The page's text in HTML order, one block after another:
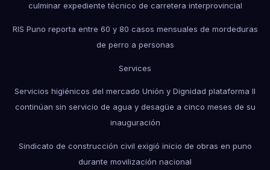
culminar expediente técnico de carretera interprovincial
RIS Puno reporta entre 60 y 80 casos mensuales de mordeduras
de perro a personas
Services
Servicios higiénicos del mercado Unión y Dignidad plataforma II
continúan sin servicio de agua y desagüe a cinco meses de su
inauguración
Sindicato de construcción civil exigió inicio de obras en puno
durante movilización nacional